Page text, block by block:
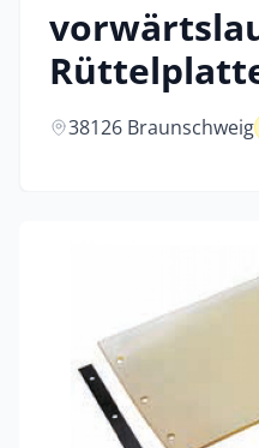
38126 Braunschweig